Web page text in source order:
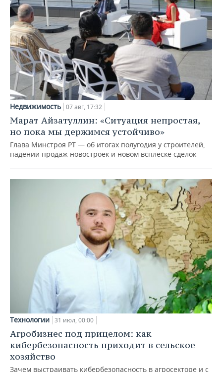
Недвижимость 07 авг, 17:32
Марат Айзатуллин: «Ситуация непростая,
но пока мы держимся устойчиво»
Глава Минстроя РТ — об итогах полугодия у строителей,
падении продаж новостроек и новом всплеске сделок
Технологии 31 июл, 00:00
Агробизнес под прицелом: как
кибербезопасность приходит в сельское
хозяйство
Зачем выстраивать кибербезопасность в агросекторе и с